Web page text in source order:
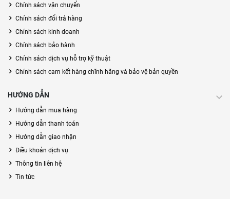
Chính sách vận chuyển
Chính sách đổi trả hàng
Chính sách kinh doanh
Chính sách bảo hành
Chính sách dịch vụ hỗ trợ kỹ thuật
Chính sách cam kết hàng chĩnh hãng và bảo vệ bản quyền
HƯỚNG DẪN
Hướng dẫn mua hàng
Hướng dẫn thanh toán
Hướng dẫn giao nhận
Điều khoản dịch vụ
Thông tin liên hệ
Tin tức